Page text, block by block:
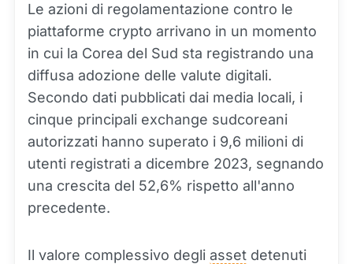
Le azioni di regolamentazione contro le
piattaforme crypto arrivano in un momento
in cui la Corea del Sud sta registrando una
diffusa adozione delle valute digitali.
Secondo dati pubblicati dai media locali, i
cinque principali exchange sudcoreani
autorizzati hanno superato i 9,6 milioni di
utenti registrati a dicembre 2023, segnando
una crescita del 52,6% rispetto all'anno
precedente.
Il valore complessivo degli asset detenuti